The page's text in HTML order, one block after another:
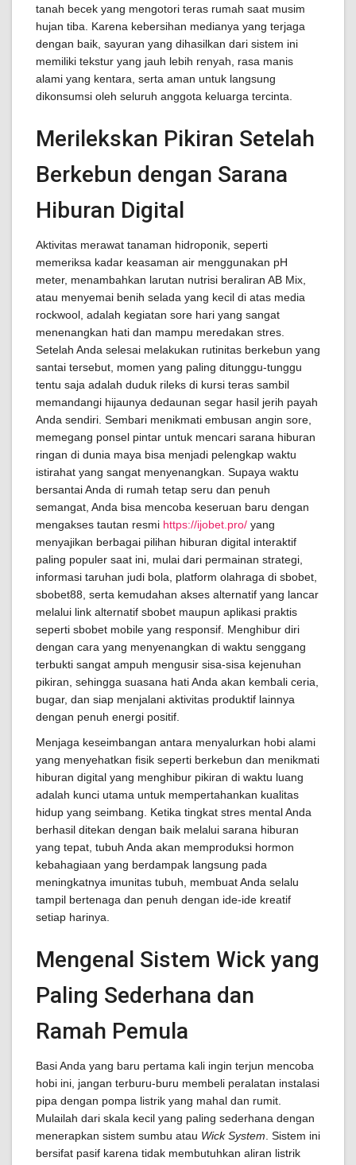
tanah becek yang mengotori teras rumah saat musim
hujan tiba. Karena kebersihan medianya yang terjaga
dengan baik, sayuran yang dihasilkan dari sistem ini
memiliki tekstur yang jauh lebih renyah, rasa manis
alami yang kentara, serta aman untuk langsung
dikonsumsi oleh seluruh anggota keluarga tercinta.
Merilekskan Pikiran Setelah
Berkebun dengan Sarana
Hiburan Digital
Aktivitas merawat tanaman hidroponik, seperti
memeriksa kadar keasaman air menggunakan pH
meter, menambahkan larutan nutrisi beraliran AB Mix,
atau menyemai benih selada yang kecil di atas media
rockwool, adalah kegiatan sore hari yang sangat
menenangkan hati dan mampu meredakan stres.
Setelah Anda selesai melakukan rutinitas berkebun yang
santai tersebut, momen yang paling ditunggu-tunggu
tentu saja adalah duduk rileks di kursi teras sambil
memandangi hijaunya dedaunan segar hasil jerih payah
Anda sendiri. Sembari menikmati embusan angin sore,
memegang ponsel pintar untuk mencari sarana hiburan
ringan di dunia maya bisa menjadi pelengkap waktu
istirahat yang sangat menyenangkan. Supaya waktu
bersantai Anda di rumah tetap seru dan penuh
semangat, Anda bisa mencoba keseruan baru dengan
mengakses tautan resmi https://ijobet.pro/ yang
menyajikan berbagai pilihan hiburan digital interaktif
paling populer saat ini, mulai dari permainan strategi,
informasi taruhan judi bola, platform olahraga di sbobet,
sbobet88, serta kemudahan akses alternatif yang lancar
melalui link alternatif sbobet maupun aplikasi praktis
seperti sbobet mobile yang responsif. Menghibur diri
dengan cara yang menyenangkan di waktu senggang
terbukti sangat ampuh mengusir sisa-sisa kejenuhan
pikiran, sehingga suasana hati Anda akan kembali ceria,
bugar, dan siap menjalani aktivitas produktif lainnya
dengan penuh energi positif.
Menjaga keseimbangan antara menyalurkan hobi alami
yang menyehatkan fisik seperti berkebun dan menikmati
hiburan digital yang menghibur pikiran di waktu luang
adalah kunci utama untuk mempertahankan kualitas
hidup yang seimbang. Ketika tingkat stres mental Anda
berhasil ditekan dengan baik melalui sarana hiburan
yang tepat, tubuh Anda akan memproduksi hormon
kebahagiaan yang berdampak langsung pada
meningkatnya imunitas tubuh, membuat Anda selalu
tampil bertenaga dan penuh dengan ide-ide kreatif
setiap harinya.
Mengenal Sistem Wick yang
Paling Sederhana dan
Ramah Pemula
Basi Anda yang baru pertama kali ingin terjun mencoba
hobi ini, jangan terburu-buru membeli peralatan instalasi
pipa dengan pompa listrik yang mahal dan rumit.
Mulailah dari skala kecil yang paling sederhana dengan
menerapkan sistem sumbu atau Wick System . Sistem ini
bersifat pasif karena tidak membutuhkan aliran listrik